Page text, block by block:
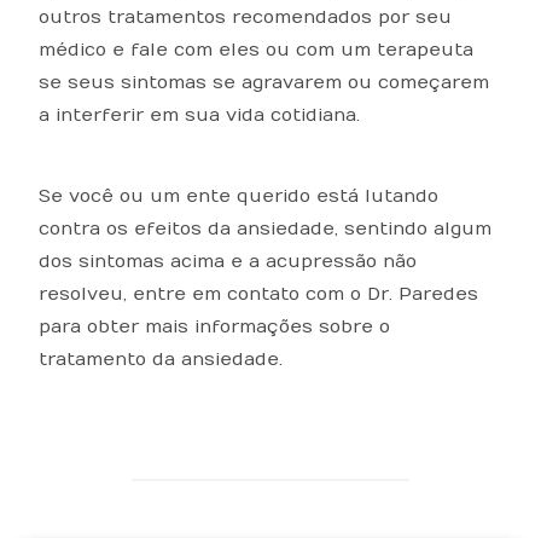
outros tratamentos recomendados por seu
médico e fale com eles ou com um terapeuta
se seus sintomas se agravarem ou começarem
a interferir em sua vida cotidiana.
Se você ou um ente querido está lutando
contra os efeitos da ansiedade, sentindo algum
dos sintomas acima e a acupressão não
resolveu, entre em contato com o Dr. Paredes
para obter mais informações sobre o
tratamento da ansiedade.